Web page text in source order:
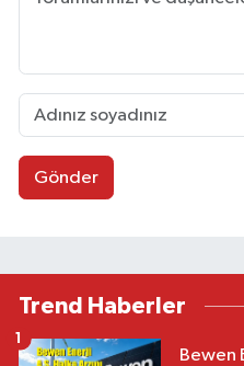
Gönder
Trend Haberler
Bewen
1